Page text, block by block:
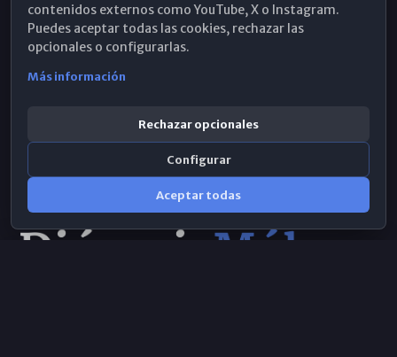
WhatsApp
contenidos externos como YouTube, X o Instagram.
Puedes aceptar todas las cookies, rechazar las
opcionales o configurarlas.
Más información
Rechazar opcionales
Configurar
Aceptar todas